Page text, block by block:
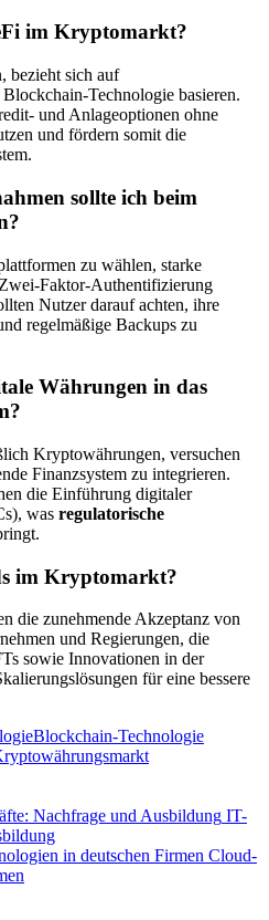
im Kryptomarkt?
bezieht sich auf
Technologie basieren.
und Anlageoptionen ohne
und fördern somit die
sollte ich beim
zu wählen, starke
Faktor-Authentifizierung
Nutzer darauf achten, ihre
regelmäßige Backups zu
Währungen in das
Kryptowährungen, versuchen
Finanzsystem zu integrieren.
die Einführung digitaler
was regulatorische
im Kryptomarkt?
die zunehmende Akzeptanz von
und Regierungen, die
sowie Innovationen in der
für eine bessere
Blockchain-Technologie
IT-
Cloud-